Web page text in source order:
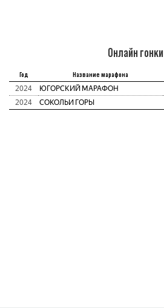
Онлайн гонки
Год Название марафона
2024 ЮГОРСКИЙ МАРАФОН
2024
СОКОЛЬИ ГОРЫ